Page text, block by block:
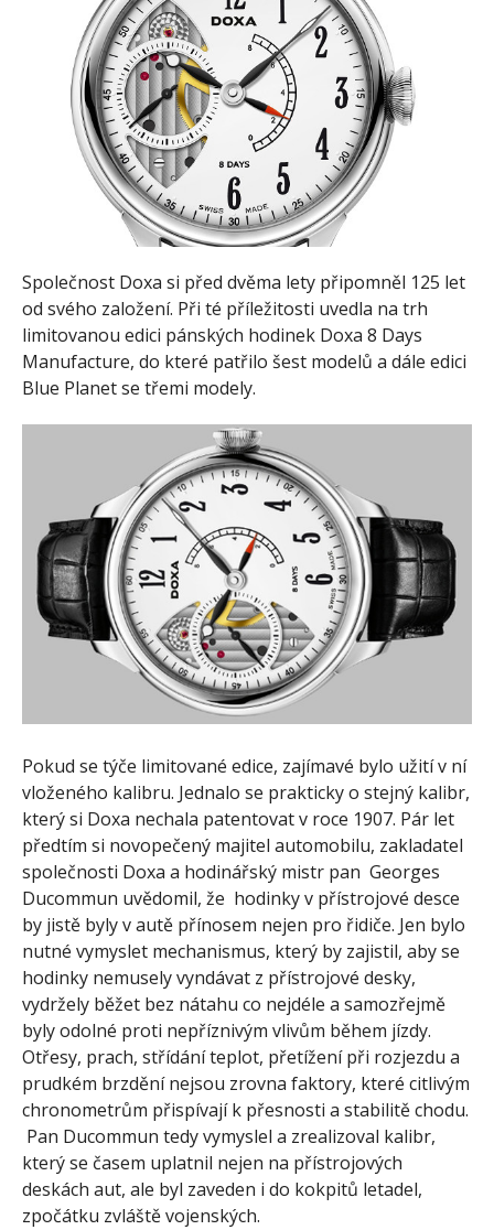
Společnost Doxa si před dvěma lety připomněl 125 let
od svého založení. Při té příležitosti uvedla na trh
limitovanou edici pánských hodinek Doxa 8 Days
Manufacture, do které patřilo šest modelů a dále edici
Blue Planet se třemi modely.
Pokud se týče limitované edice, zajímavé bylo užití v ní
vloženého kalibru. Jednalo se prakticky o stejný kalibr,
který si Doxa nechala patentovat v roce 1907. Pár let
předtím si novopečený majitel automobilu, zakladatel
společnosti Doxa a hodinářský mistr pan Georges
Ducommun uvědomil, že hodinky v přístrojové desce
by jistě byly v autě přínosem nejen pro řidiče. Jen bylo
nutné vymyslet mechanismus, který by zajistil, aby se
hodinky nemusely vyndávat z přístrojové desky,
vydržely běžet bez nátahu co nejdéle a samozřejmě
byly odolné proti nepříznivým vlivům během jízdy.
Otřesy, prach, střídání teplot, přetížení při rozjezdu a
prudkém brzdění nejsou zrovna faktory, které citlivým
chronometrům přispívají k přesnosti a stabilitě chodu.
Pan Ducommun tedy vymyslel a zrealizoval kalibr,
který se časem uplatnil nejen na přístrojových
deskách aut, ale byl zaveden i do kokpitů letadel,
zpočátku zvláště vojenských.